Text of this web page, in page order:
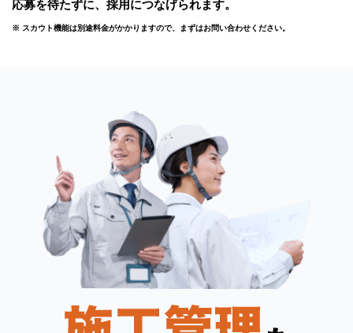
応募を待たずに、採用につなげられます。
※ スカウト機能は別途料金がかかりますので、まずはお問い合わせください。